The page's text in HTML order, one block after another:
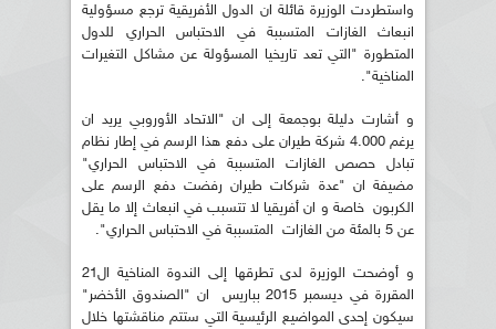
واستطردت الوزيرة قائلة ان الدول الأفريقية ترجع مسؤولية
انبعاث الغازات المتسببة في الاحتباس الحراري للدول
المتطورة "التي تعد تاريخيا المسؤولة عن مشاكل التغيرات
المناخية".
و أشارت دليلة بوجمعة إلى ان "الاتحاد الأوروبي يريد ان
يرغم 4.000 شركة طيران على دفع هذا الرسم في إطار نظام
تبادل حصص الغازات المتسببة في الاحتباس الحراري"
مضيفة ان "عدة شركات طيران رفضت دفع الرسم على
الكربون خاصة و ان أفريقيا لا تتسبب في انبعاث إلا ما يقل
عن 5 بالمئة من الغازات المتسببة في الاحتباس الحراري".
و أوضحت الوزيرة لدى تطرقها إلى الندوة المناخية ال21
المقررة في ديسمبر 2015 بباريس ان "الصندوق الأخضر"
سيكون إحدى المواضيع الرئيسية التي ستتم مناقشتها خلال